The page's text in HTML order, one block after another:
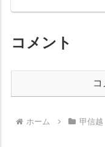
コメント
ホーム 甲信越